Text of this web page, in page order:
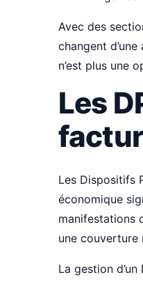
Avec des
changent
n’est plus une
Les
Les Dispositifs
économique
manifestations
une couverture
La gestion